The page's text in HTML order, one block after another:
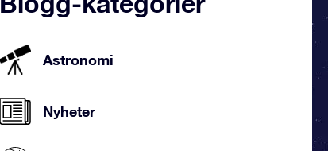
Astronomi
Nyheter